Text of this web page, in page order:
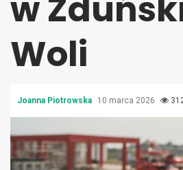
Woli
Joanna Piotrowska 10 marca 2026